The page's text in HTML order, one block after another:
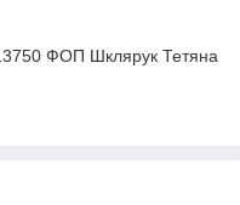
ФОП Шклярук Тетяна